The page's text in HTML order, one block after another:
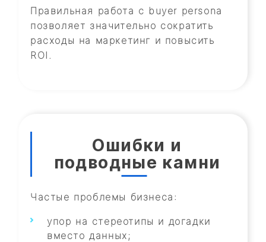
Правильная работа с buyer persona
позволяет значительно сократить
расходы на маркетинг и повысить
ROI.
Ошибки и
подводные камни
Частые проблемы бизнеса:
упор на стереотипы и догадки
вместо данных;